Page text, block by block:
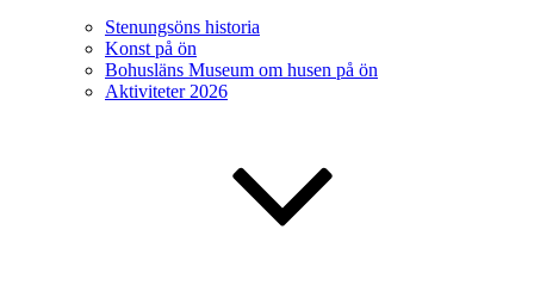
Stenungsöns historia
Konst på ön
Bohusläns Museum om husen på ön
Aktiviteter 2026